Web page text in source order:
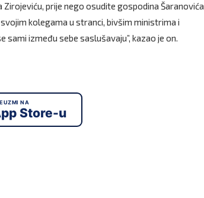
prije nego osudite gospodina
kolegama u stranci, bivšim ministrima i
između sebe saslušavaju”, kazao je on.
NA
Store-u